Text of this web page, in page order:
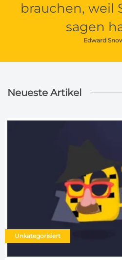
brauchen, weil
sagen
Edward
Neueste Artikel
Unkategorisiert